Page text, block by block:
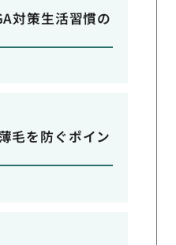
対策生活習慣の
毛を防ぐポイン